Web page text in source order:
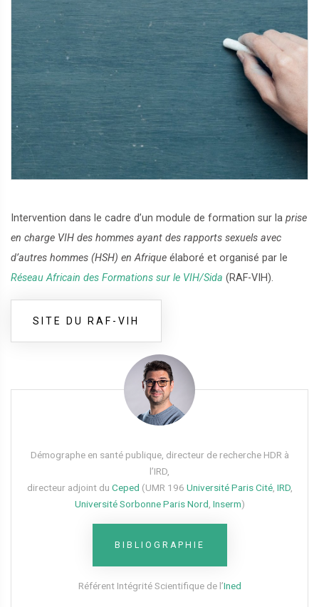
Intervention dans le cadre d’un module de formation sur la prise
en charge VIH des hommes ayant des rapports sexuels avec
d’autres hommes (HSH) en Afrique élaboré et organisé par le
Réseau Africain des Formations sur le VIH/Sida (RAF-VIH).
SITE DU RAF-VIH
Démographe en santé publique, directeur de recherche HDR à
l’IRD,
directeur adjoint du Ceped (UMR 196 Université Paris Cité, IRD,
Université Sorbonne Paris Nord Inserm)
BIBLIOGRAPHIE
Référent Intégrité Scientifique de l’Ined